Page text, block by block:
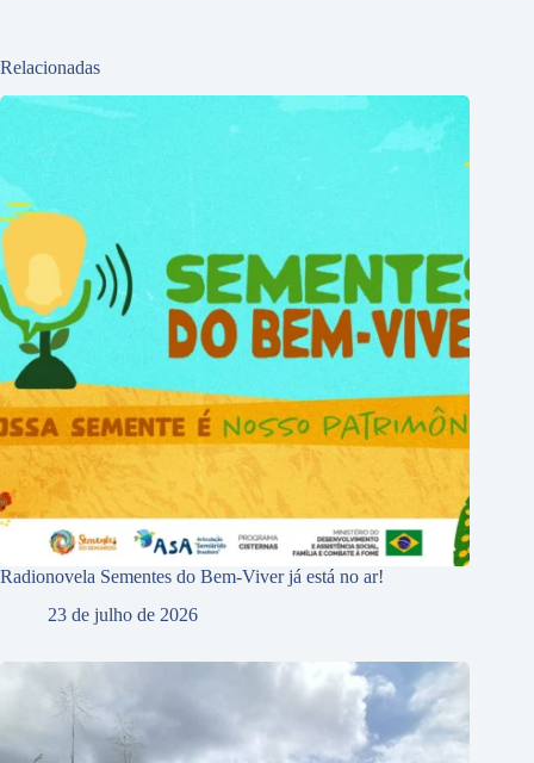
Relacionadas
Radionovela Sementes do Bem-Viver já está no ar!
23 de julho de 2026